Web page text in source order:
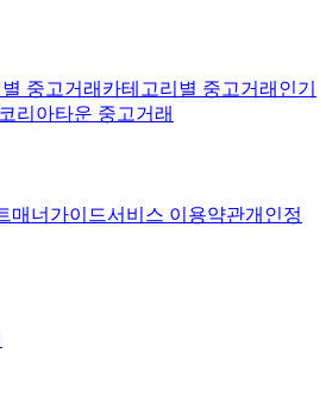
중고거래 카테고리별 중고거래 인기
코리아타운 중고거래
매너가이드서비스 이용약관개인정